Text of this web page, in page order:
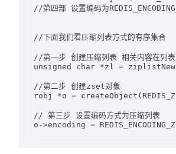
//第四部 设置编码为
//下面我们看压缩列表方式的有序集合
//第一步 创建压缩列表 相关内容在列表
unsigned char *zl =
//第二步 创建zset对象
robj *o =
// 第三步 设置编码方式为压缩列表
o->encoding =